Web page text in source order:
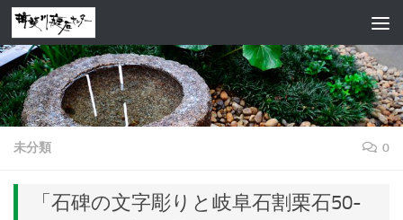
コンテンツへスキップ
未分類 0
「石碑の文字彫りと岐阜石割栗石50-